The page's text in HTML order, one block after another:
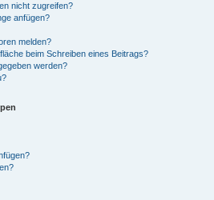
nicht zugreifen?
anfügen?
melden?
beim Schreiben eines Beitrags?
werden?